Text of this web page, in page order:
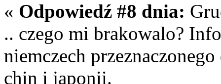
« Odpowiedź #8 dnia:
.. czego mi brakowalo?
niemczech
chin i japonii.